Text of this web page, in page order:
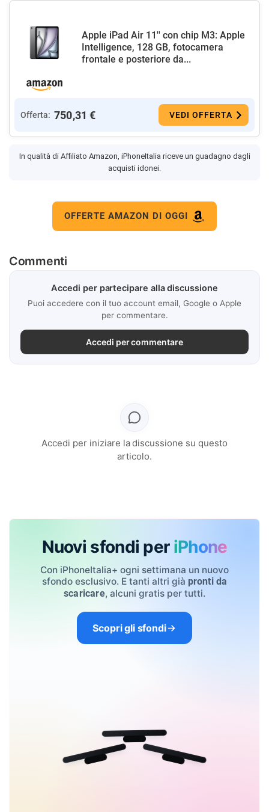
Apple iPad Air 11'' con chip M3: Apple
Intelligence, 128 GB, fotocamera
frontale e posteriore da...
Offerta: 750,31 € VEDI OFFERTA
In qualità di Affiliato Amazon, iPhoneItalia riceve un guadagno dagli
acquisti idonei.
OFFERTE AMAZON DI OGGI
Commenti
Accedi per partecipare alla discussione
Puoi accedere con il tuo account email, Google o Apple
per commentare.
Accedi per commentare
Accedi per iniziare la discussione su questo
articolo.
Nuovi sfondi per iPhone
Con iPhoneItalia+ ogni settimana un nuovo
sfondo esclusivo. E tanti altri già pronti da
scaricare, alcuni gratis per tutti.
Scopri gli sfondi